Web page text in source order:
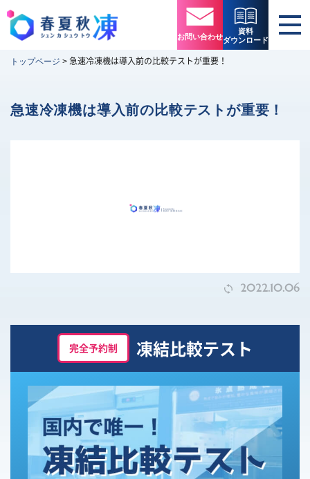
お問い合わせ
資料
ダウンロード
トップページ > 急速冷凍機は導入前の比較テストが重要！
急速冷凍機は導入前の比較テストが重要！
2022.10.06
完全予約制 凍結比較テスト